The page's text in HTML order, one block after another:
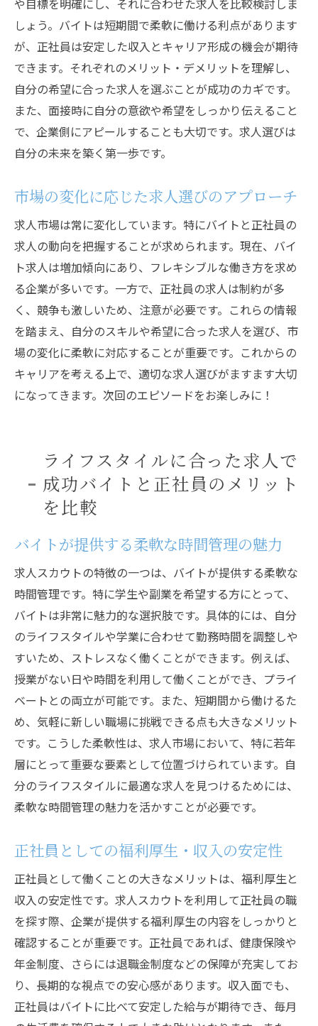
や目標を明確にし、それに合わせた求人を比較検討しま
しょう。バイトは短期間で柔軟に働ける利点があります
が、正社員は安定した収入とキャリア形成の機会が期待
できます。それぞれのメリット・デメリットを理解し、
自分の希望に合った求人を選ぶことが成功のカギです。
また、面接時に自分の意欲や希望をしっかり伝えること
で、企業側にアピールすることも大切です。求人選びは
自分の未来を築く第一歩です。
市場の変化に応じた求人選びのアプローチ
求人市場は常に変化しています。特にバイトと正社員の
求人の動向を把握することが求められます。現在、バイ
ト求人は増加傾向にあり、フレキシブルな働き方を求め
る企業が多いです。一方で、正社員の求人は制約が多
く、競争も激しいため、注意が必要です。これらの情報
を踏まえ、自分のスキルや希望に合った求人を選び、市
場の変化に柔軟に対応することが重要です。これからの
キャリアを考える上で、適切な求人選びがますます大切
になってきます。次回のエピソードをお楽しみに！
ライフスタイルに合った求人で
成功バイトと正社員のメリット
を比較
バイトが提供する柔軟な時間管理の魅力
求人スカウトの特徴の一つは、バイトが提供する柔軟な
時間管理です。特に学生や副業を希望する方にとって、
バイトは非常に魅力的な選択肢です。具体的には、自分
のライフスタイルや学業に合わせて勤務時間を調整しや
すいため、ストレスなく働くことができます。例えば、
授業がない日や時間を利用して働くことができ、プライ
ベートとの両立が可能です。また、短期間から働けるた
め、気軽に新しい職場に挑戦できる点も大きなメリット
です。こうした柔軟性は、求人市場において、特に若年
層にとって重要な要素として位置づけられています。自
分のライフスタイルに最適な求人を見つけるためには、
柔軟な時間管理の魅力を活かすことが必要です。
正社員としての福利厚生・収入の安定性
正社員として働くことの大きなメリットは、福利厚生と
収入の安定性です。求人スカウトを利用して正社員の職
を探す際、企業が提供する福利厚生の内容をしっかりと
確認することが重要です。正社員であれば、健康保険や
年金制度、さらには退職金制度などの保障が充実してお
り、長期的な視点での安心感があります。収入面でも、
正社員はバイトに比べて安定した給与が期待でき、毎月